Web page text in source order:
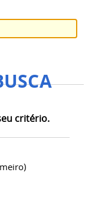
critério.